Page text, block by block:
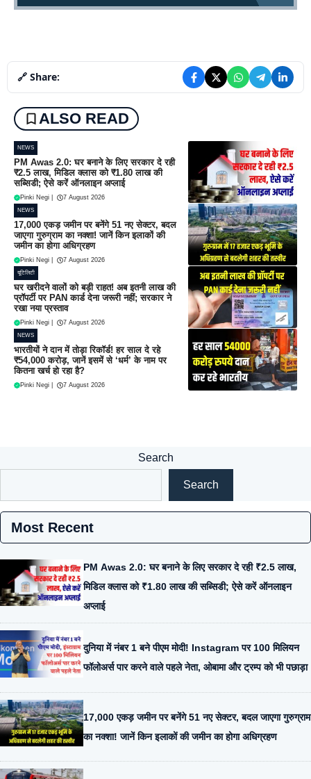
🔗 Share:
ALSO READ
NEWS
PM Awas 2.0: घर बनाने के लिए सरकार दे रही
₹2.5 लाख, मिडिल क्लास को ₹1.80 लाख की
सब्सिडी; ऐसे करें ऑनलाइन अप्लाई
Pinki Negi 7 August 2026
NEWS
17,000 एकड़ जमीन पर बनेंगे 51 नए सेक्टर, बदल
जाएगा गुरुग्राम का नक्शा! जानें किन इलाकों की
जमीन का होगा अधिग्रहण
Pinki Negi 7 August 2026
यूटिलिटी
घर खरीदने वालों को बड़ी राहत! अब इतनी लाख की
प्रॉपर्टी पर PAN कार्ड देना जरूरी नहीं; सरकार ने
रखा नया प्रस्ताव
Pinki Negi 7 August 2026
NEWS
भारतीयों ने दान में तोड़ा रिकॉर्ड! हर साल दे रहे
₹54,000 करोड़, जानें इसमें से ‘धर्म’ के नाम पर
कितना खर्च हो रहा है?
Pinki Negi 7 August 2026
Search
Search
Most Recent
PM Awas 2.0: घर बनाने के लिए सरकार दे रही ₹2.5 लाख,
मिडिल क्लास को ₹1.80 लाख की सब्सिडी; ऐसे करें ऑनलाइन
अप्लाई
दुनिया में नंबर 1 बने पीएम मोदी! Instagram पर 100 मिलियन
फॉलोअर्स पार करने वाले पहले नेता, ओबामा और ट्रम्प को भी पछाड़ा
17,000 एकड़ जमीन पर बनेंगे 51 नए सेक्टर, बदल जाएगा गुरुग्राम
का नक्शा! जानें किन इलाकों की जमीन का होगा अधिग्रहण